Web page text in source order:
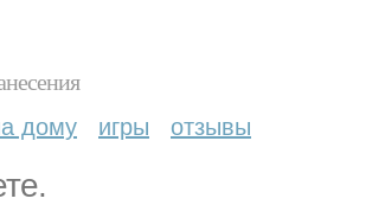
дому игры отзывы